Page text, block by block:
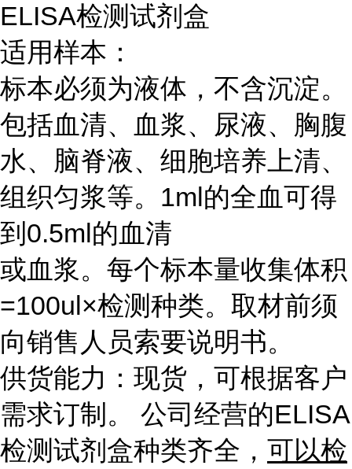
ELISA检测试剂盒
适用样本：
标本必须为液体，不含沉淀。
包括血清、血浆、尿液、胸腹
水、脑脊液、细胞培养上清、
组织匀浆等。1ml的全血可得
到0.5ml的血清
或血浆。每个标本量收集体积
=100ul×检测种类。取材前须
向销售人员索要说明书。
供货能力：现货，可根据客户
需求订制。 公司经营的ELISA
检测试剂盒种类齐全， 可以检